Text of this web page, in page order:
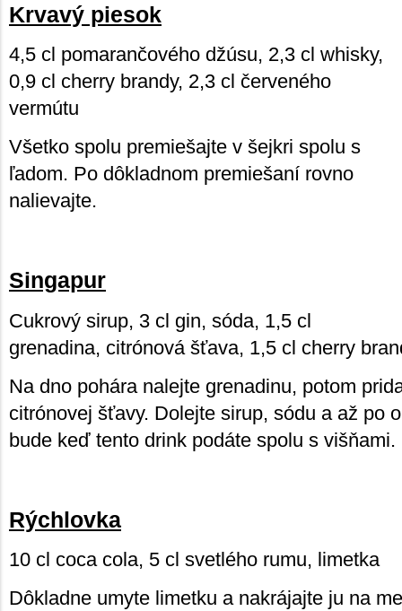
Krvavý piesok
4,5 cl pomarančového džúsu, 2,3 cl whisky,
0,9 cl cherry brandy, 2,3 cl červeného
vermútu
Všetko spolu premiešajte v šejkri spolu s
ľadom. Po dôkladnom premiešaní rovno
nalievajte.
Singapur
Cukrový sirup, 3 cl gin, sóda, 1,5 cl
grenadina, citrónová šťava, 1,5 cl cherry
Na dno pohára nalejte grenadinu, potom
citrónovej šťavy. Dolejte sirup, sódu a až po
bude keď tento drink podáte spolu s višňami.
Rýchlovka
10 cl coca cola, 5 cl svetlého rumu, limetka
Dôkladne umyte limetku a nakrájajte ju na